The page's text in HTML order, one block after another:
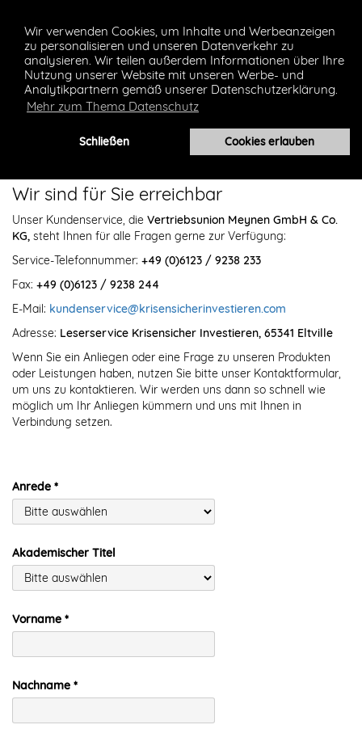
Wir verwenden Cookies, um Inhalte und Werbeanzeigen
zu personalisieren und unseren Datenverkehr zu
analysieren. Wir teilen außerdem Informationen über Ihre
Nutzung unserer Website mit unseren Werbe- und
Analytikpartnern gemäß unserer Datenschutzerklärung.
Mehr zum Thema Datenschutz
Schließen Cookies erlauben
Wir sind für Sie erreichbar
Unser Kundenservice, die Vertriebsunion Meynen GmbH & Co.
KG, steht Ihnen für alle Fragen gerne zur Verfügung:
Service-Telefonnummer: +49 (0)6123 / 9238 233
Fax: +49 (0)6123 / 9238 244
E-Mail: kundenservice@krisensicherinvestieren.com
Adresse: Leserservice Krisensicher Investieren, 65341 Eltville
Wenn Sie ein Anliegen oder eine Frage zu unseren Produkten
oder Leistungen haben, nutzen Sie bitte unser Kontaktformular,
um uns zu kontaktieren. Wir werden uns dann so schnell wie
möglich um Ihr Anliegen kümmern und uns mit Ihnen in
Verbindung setzen.
Anrede
Akademischer Titel
Vorname
Nachname